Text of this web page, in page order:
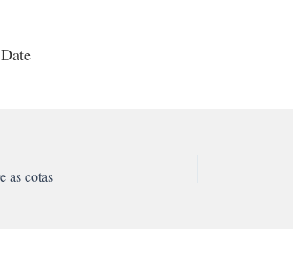
as cotas